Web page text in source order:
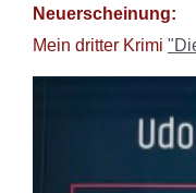
Neuerscheinung:
Mein dritter Krimi